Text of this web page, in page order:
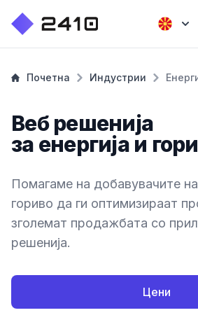
Почетна Индустрии
Веб решенија
за енергија и
Помагаме на добавувачите на
гориво да ги оптимизираат
зголемат продажбата со
решенија.
Цени